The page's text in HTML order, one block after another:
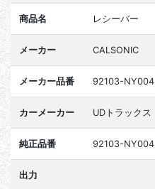
商品名 レシーバー
メーカー CALSONIC
メーカー品番 92103-NY004
カーメーカー UDトラックス
純正品番 92103-NY004
出力